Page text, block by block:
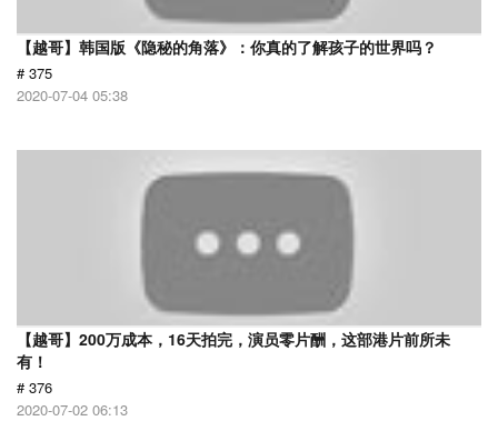
【越哥】韩国版《隐秘的角落》：你真的了解孩子的世界吗？
# 375
2020-07-04 05:38
【越哥】200万成本，16天拍完，演员零片酬，这部港片前所未
有！
# 376
2020-07-02 06:13